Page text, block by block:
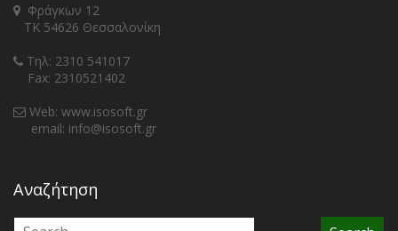
Φράγκων 12
ΤΚ 54626 Θεσσαλονίκη
Τηλ: 2310 541017
Fax: 2310521402
Web: www.isosoft.gr
email: info@isosoft.gr
Αναζήτηση